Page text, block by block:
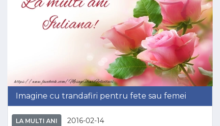
Imagine cu trandafiri pentru fete sau femei
LA MULTI ANI 2016-02-14